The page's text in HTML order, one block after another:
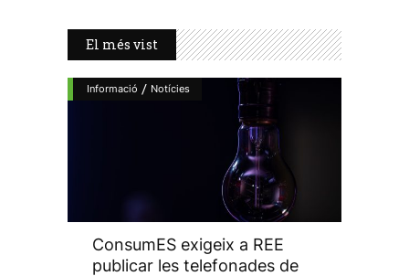
El més vist
Informació / Notícies
ConsumES exigeix a REE
publicar les telefonades de